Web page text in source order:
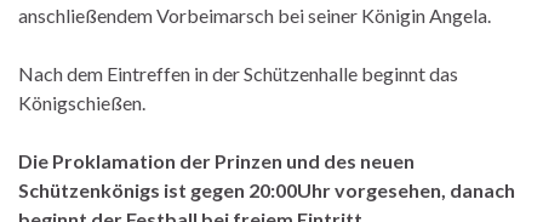
anschließendem Vorbeimarsch bei seiner Königin Angela.
Nach dem Eintreffen in der Schützenhalle beginnt das
Königschießen.
Die Proklamation der Prinzen und des neuen
Schützenkönigs ist gegen 20:00Uhr vorgesehen, danach